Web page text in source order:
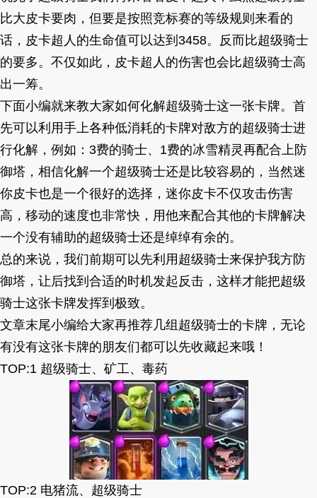
比大皮卡要肉，但要是按照竞标赛的等级规则来看的
话，皮卡超人的生命值可以达到3458。反而比超级骑士
的要多。不仅如此，皮卡超人的伤害也会比超级骑士高
出一筹。
下面小编就来教大家如何化解超级骑士这一张卡牌。首
先可以利用手上各种低消耗的卡牌对敌方的超级骑士进
行化解，例如：3费的骑士、1费的冰雪精灵再配合上防
御塔，相信化解一个超级骑士还是比较容易的，当然迷
你皮卡也是一个很好的选择，迷你皮卡不仅攻击伤害
高，移动的速度也非常快，用他来配合其他的卡牌解决
一个没有辅助的超级骑士还是绰绰有余的。
总的来说，我们前期可以先利用超级骑士来保护我方防
御塔，让后找到合适的时机发起反击，这样才能把超级
骑士这张卡牌发挥到极致。
文章末尾小编给大家再推荐几组超级骑士的卡牌，无论
有没有这张卡牌的朋友们都可以先收藏起来哦！
TOP:1 超级骑士、矿工、毒药
TOP:2 电猪流、超级骑士